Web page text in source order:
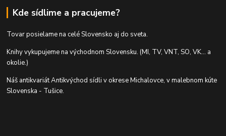
Kde sídlime a pracujeme?
Tovar posielame na celé Slovensko aj do sveta.
Knihy vykupujeme na východnom Slovensku. (MI, TV, VNT, SO, VK... a
okolie.)
Náš antikvariát Antikvýchod sídli v okrese Michalovce, v malebnom kúte
Slovenska - Tušice.